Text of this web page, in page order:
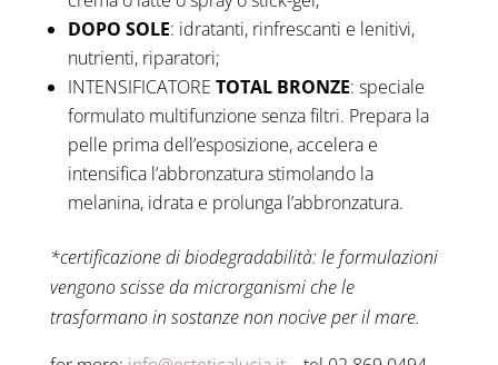
DOPO SOLE: idratanti, rinfrescanti e lenitivi,
nutrienti, riparatori;
INTENSIFICATORE TOTAL BRONZE: speciale
formulato multifunzione senza filtri. Prepara la
pelle prima dell’esposizione, accelera e
intensifica l’abbronzatura stimolando la
melanina, idrata e prolunga l’abbronzatura.
*certificazione di biodegradabilità: le formulazioni
vengono scisse da microrganismi che le
trasformano in sostanze non nocive per il mare.